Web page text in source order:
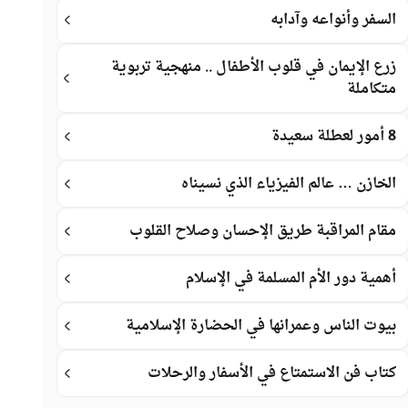
السفر وأنواعه وآدابه
زرع الإيمان في قلوب الأطفال .. منهجية تربوية
متكاملة
8 أمور لعطلة سعيدة
الخازن … عالم الفيزياء الذي نسيناه
مقام المراقبة طريق الإحسان وصلاح القلوب
أهمية دور الأم المسلمة في الإسلام
بيوت الناس وعمرانها في الحضارة الإسلامية
كتاب فن الاستمتاع في الأسفار والرحلات